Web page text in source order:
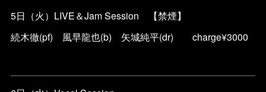
5日（火）LIVE＆Jam Session 【禁煙】
続木徹(pf) 風早龍也(b) 矢城純平(dr) charge¥3000